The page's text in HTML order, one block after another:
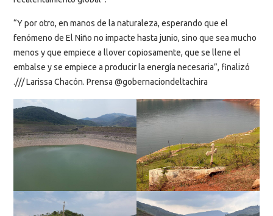
“Y por otro, en manos de la naturaleza, esperando que el
fenómeno de El Niño no impacte hasta junio, sino que sea mucho
menos y que empiece a llover copiosamente, que se llene el
embalse y se empiece a producir la energía necesaria”, finalizó
./// Larissa Chacón. Prensa @gobernaciondeltachira